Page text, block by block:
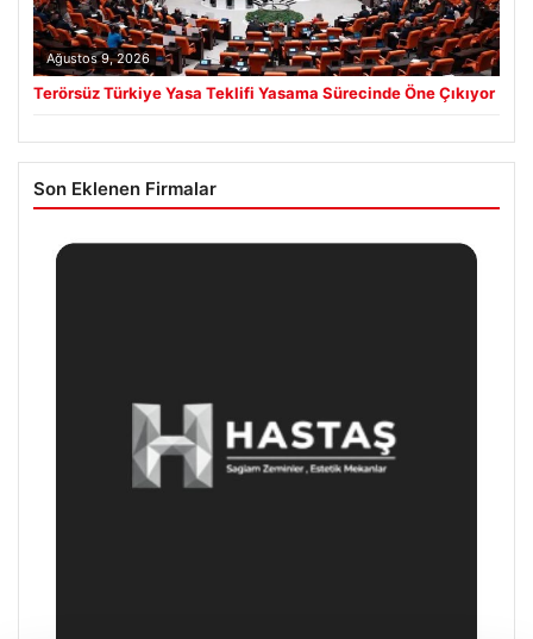
Ağustos 9, 2026
Terörsüz Türkiye Yasa Teklifi Yasama Sürecinde Öne Çıkıyor
Son Eklenen Firmalar